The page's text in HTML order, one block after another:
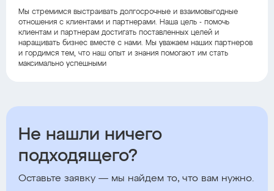
Мы стремимся выстраивать долгосрочные и взаимовыгодные
отношения с клиентами и партнерами. Наша цель - помочь
клиентам и партнерам достигать поставленных целей и
наращивать бизнес вместе с нами. Мы уважаем наших партнеров
и гордимся тем, что наш опыт и знания помогают им стать
максимально успешными
Не нашли ничего
подходящего?
Оставьте заявку — мы найдем то, что вам нужно.